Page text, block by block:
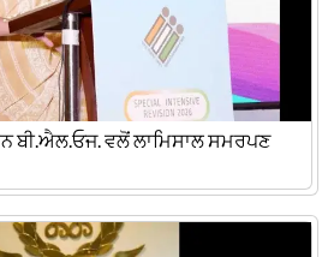
ਵਲੋਂ ਲਾਮਿਸਾਲ ਸਮਰਪਣ